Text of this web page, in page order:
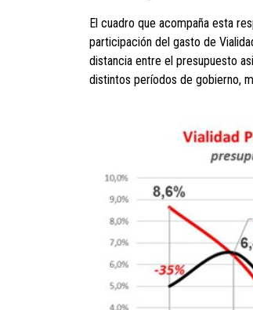
El cuadro que acompaña esta
participación del gasto de
distancia entre el presupuesto
distintos períodos de gobierno,